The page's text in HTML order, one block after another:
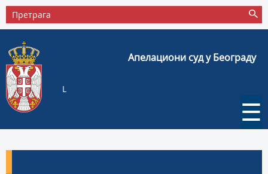
Апелациони суд у Београду
L
☰